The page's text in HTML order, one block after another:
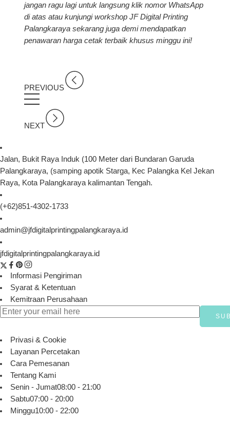
jangan ragu lagi untuk langsung klik nomor WhatsApp
di atas atau kunjungi workshop JF Digital Printing
Palangkaraya sekarang juga demi mendapatkan
penawaran harga cetak terbaik khusus minggu ini!
PREVIOUS
NEXT
Jalan, Bukit Raya Induk (100 Meter dari Bundaran Garuda
Palangkaraya, (samping apotik Starga, Kec Palangka Kel Jekan
Raya, Kota Palangkaraya kalimantan Tengah.
(+62)851-4302-1733
admin@jfdigitalprintingpalangkaraya.id
jfdigitalprintingpalangkaraya.id
Informasi Pengiriman
Syarat & Ketentuan
Kemitraan Perusahaan
Privasi & Cookie
Layanan Percetakan
Cara Pemesanan
Tentang Kami
Senin - Jumat08:00 - 21:00
Sabtu07:00 - 20:00
Minggu10:00 - 22:00